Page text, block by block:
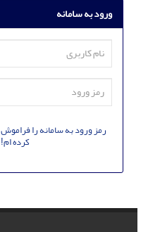
ورود به سامانه
رمز ورود به سامانه را فراموش
کرده ام!